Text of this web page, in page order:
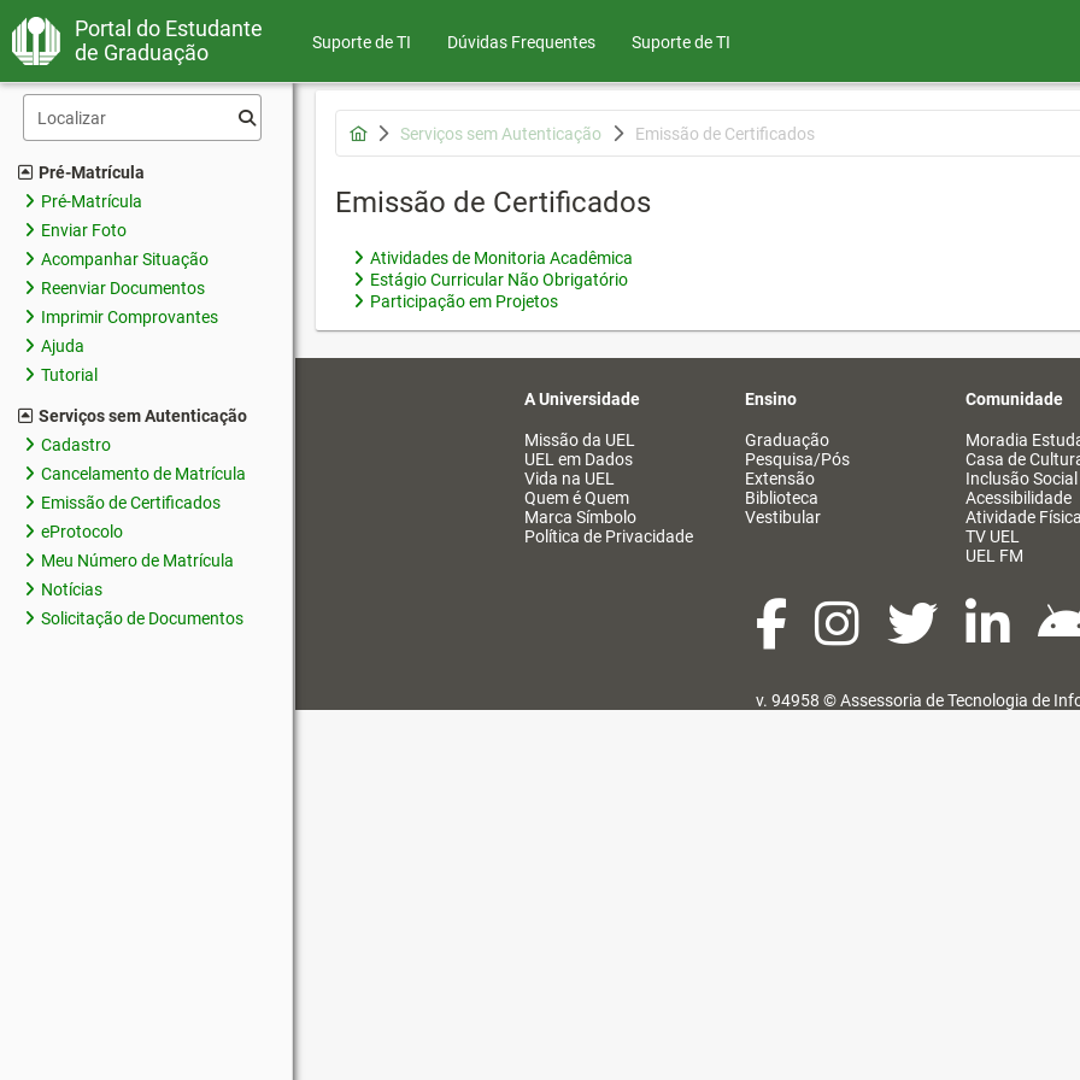
Portal do Estudante
de Graduação
Suporte de TI Dúvidas Frequentes Suporte de TI
Pré-Matrícula
Pré-Matrícula
Enviar Foto
Acompanhar Situação
Reenviar Documentos
Imprimir Comprovantes
Ajuda
Tutorial
Serviços sem Autenticação
Cadastro
Cancelamento de Matrícula
Emissão de Certificados
eProtocolo
Meu Número de Matrícula
Notícias
Solicitação de Documentos
Serviços sem Autenticação Emissão de Certificados
Emissão de Certificados
Atividades de Monitoria Acadêmica
Estágio Curricular Não Obrigatório
Participação em Projetos
A Universidade
Missão da UEL
UEL em Dados
Vida na UEL
Quem é Quem
Marca Símbolo
Política de Privacidade
Ensino
Graduação
Pesquisa/Pós
Extensão
Biblioteca
Vestibular
Comunidade
Moradia
Casa de
Inclusão Social
Acessibilidade
Atividade Física
TV UEL
UEL FM
v. 94958 ©Assessoria de Tecnologia de